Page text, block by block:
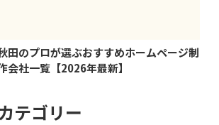
田のプロが選ぶおすすめホームページ制
会社一覧【2026年最新】
テゴリー